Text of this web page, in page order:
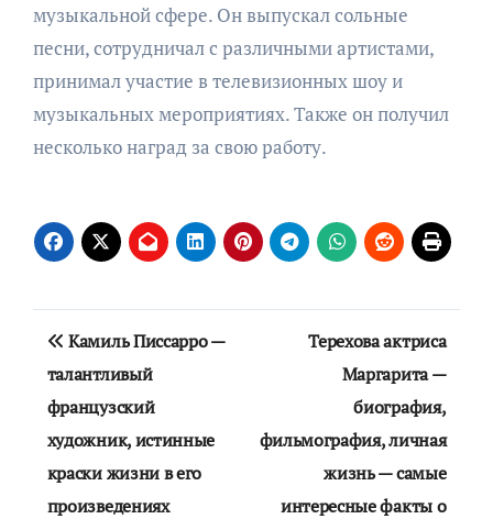
музыкальной сфере. Он выпускал сольные
песни, сотрудничал с различными артистами,
принимал участие в телевизионных шоу и
музыкальных мероприятиях. Также он получил
несколько наград за свою работу.
Навигация
по
записям
Камиль Писсарро —
талантливый
французский
художник, истинные
краски жизни в его
произведениях
Терехова актриса
Маргарита —
биография,
фильмография, личная
жизнь — самые
интересные факты о